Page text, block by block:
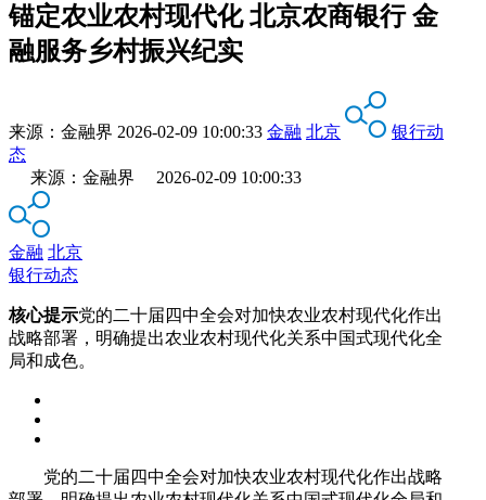
锚定农业农村现代化 北京农商银行 金
融服务乡村振兴纪实
来源： 金融界 2026-02-09 10:00:33 金融 北京
银行动
态
来源：金融界 2026-02-09 10:00:33
金融 北京
银行动态
核心提示党的二十届四中全会对加快农业农村现代化作出
战略部署，明确提出农业农村现代化关系中国式现代化全
局和成色。
党的二十届四中全会对加快农业农村现代化作出战略